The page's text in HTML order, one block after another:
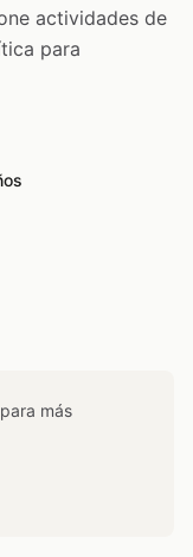
actividades de
para
más